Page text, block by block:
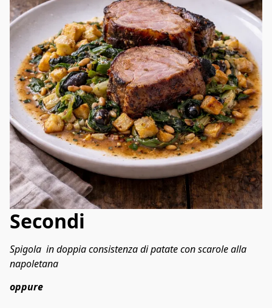
Secondi
Spigola  in doppia consistenza di patate con scarole alla
napoletana
oppure